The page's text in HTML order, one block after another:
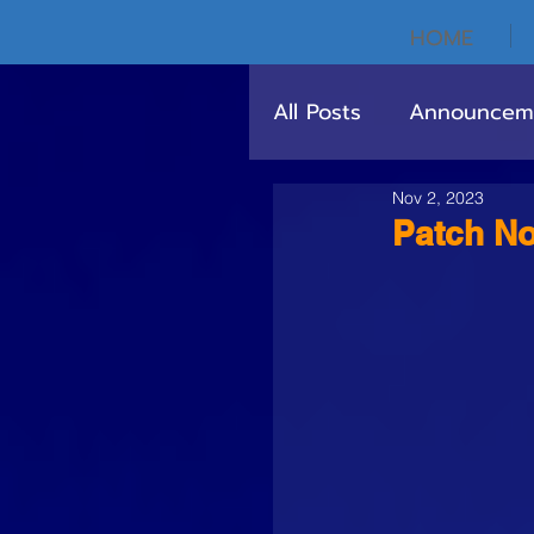
HOME
All Posts
Patch
Nov 2, 2023